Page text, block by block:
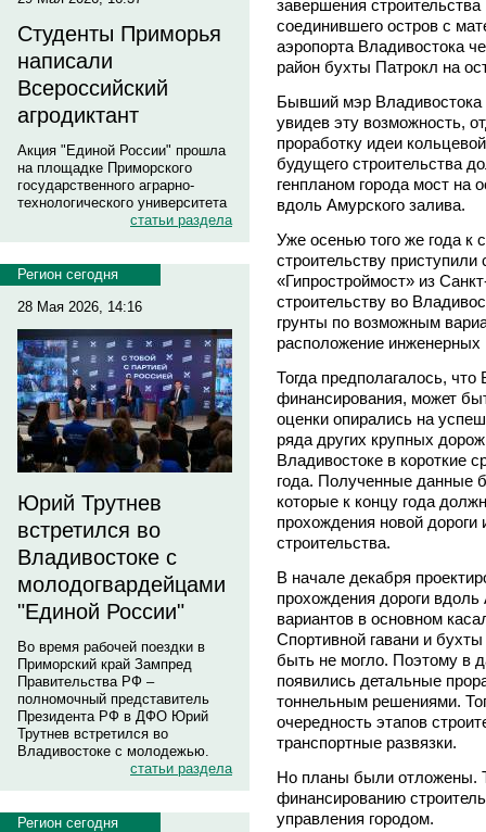
Студенты Приморья
написали
Всероссийский
агродиктант
Акция "Единой России" прошла
на площадке Приморского
государственного аграрно-
технологического университета
статьи раздела
Регион сегодня
28 Мая 2026, 14:16
Юрий Трутнев
встретился во
Владивостоке с
молодогвардейцами
"Единой России"
Во время рабочей поездки в
Приморский край Зампред
Правительства РФ –
полномочный представитель
Президента РФ в ДФО Юрий
Трутнев встретился во
Владивостоке с молодежью.
статьи раздела
Регион сегодня
завершения
соединившего остров с
аэропорта Владивостока
район бухты Патрокл на
Бывший мэр
увидев эту возможность,
проработку идеи
будущего строительства
генпланом города мост на
вдоль Амурского залива.
Уже осенью того же года к
строительству
«Гипростроймост» из
строительству во
грунты по возможным
расположение
Тогда предполагалось,
финансирования, может
оценки опирались на
ряда других крупных
Владивостоке в короткие
года. Полученные данные
которые к концу года
прохождения новой дороги
строительства.
В начале декабря
прохождения дороги
вариантов в основном
Спортивной гавани и
быть не могло. Поэтому в
появились детальные
тоннельным решениями.
очередность этапов
транспортные развязки.
Но планы были отложены.
финансированию
управления городом.